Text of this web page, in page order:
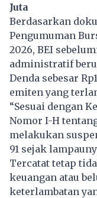
Juta
Berdasarkan
Pengumuman
2026, BEI
administratif
Denda sebesar
emiten yang
“Sesuai dengan
Nomor I-H
melakukan
91 sejak
Tercatat tetap
keuangan atau
keterlambatan